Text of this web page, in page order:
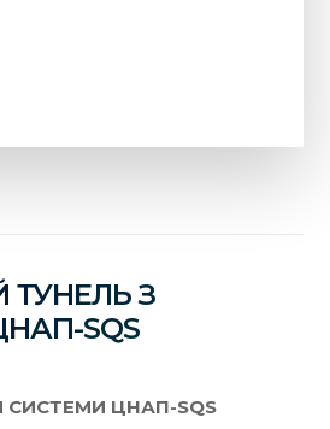
З
SQS
ЦНАП-SQS